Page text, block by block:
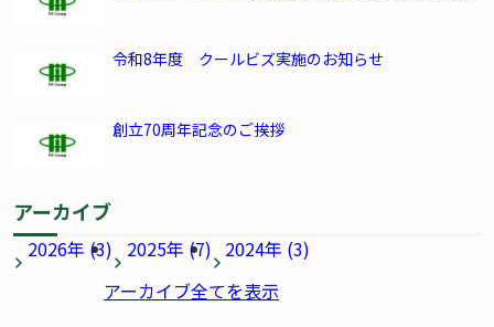
令和8年度 クールビズ実施のお知らせ
創立70周年記念のご挨拶
アーカイブ
2026年 (3) 2025年 (7) 2024年 (3)
アーカイブ全てを表示